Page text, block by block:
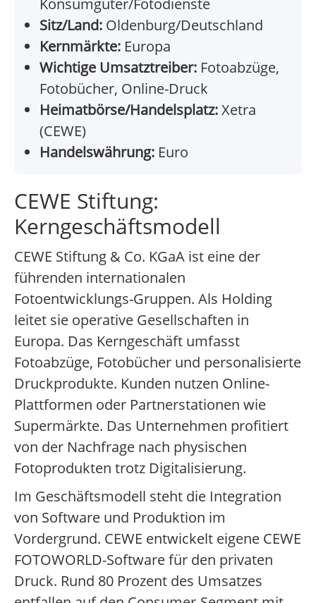
Konsumgüter/Fotodienste
Sitz/Land: Oldenburg/Deutschland
Kernmärkte: Europa
Wichtige Umsatztreiber: Fotoabzüge,
Fotobücher, Online-Druck
Heimatbörse/Handelsplatz:Xetra
(CEWE)
Handelswährung: Euro
CEWE Stiftung:
Kerngeschäftsmodell
CEWE Stiftung & Co. KGaA ist eine der
führenden internationalen
Fotoentwicklungs-Gruppen. Als Holding
leitet sie operative Gesellschaften in
Europa. Das Kerngeschäft umfasst
Fotoabzüge, Fotobücher und personalisierte
Druckprodukte. Kunden nutzen Online-
Plattformen oder Partnerstationen wie
Supermärkte. Das Unternehmen profitiert
von der Nachfrage nach physischen
Fotoprodukten trotz Digitalisierung.
Im Geschäftsmodell steht die Integration
von Software und Produktion im
Vordergrund. CEWE entwickelt eigene CEWE
FOTOWORLD-Software für den privaten
Druck. Rund 80 Prozent des Umsatzes